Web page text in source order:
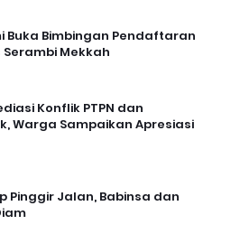
Buka Bimbingan Pendaftaran
Mekkah
Konflik PTPN dan
Warga Sampaikan Apresiasi
Pinggir Jalan, Babinsa dan